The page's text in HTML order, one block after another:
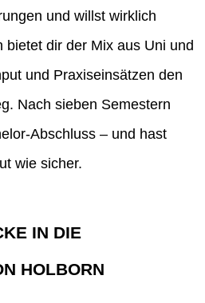
und willst wirklich
bietet dir der Mix aus Uni und
und Praxiseinsätzen den
Nach sieben Semestern
Abschluss – und hast
wie sicher.
IN DIE
HOLBORN